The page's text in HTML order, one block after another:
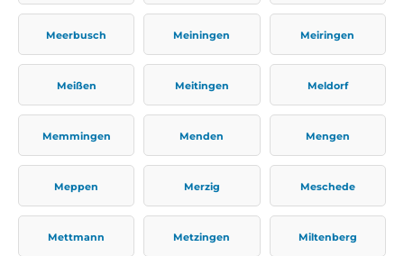
Meerbusch Meiningen Meiringen
Meißen Meitingen Meldorf
Memmingen Menden Mengen
Meppen Merzig Meschede
Mettmann Metzingen Miltenberg